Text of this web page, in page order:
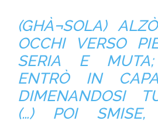
(GHÀ¬SOLA)
OCCHI VERSO
SERIA E
ENTRÒ IN
DIMENANDOSI
(…) POI SMISE,